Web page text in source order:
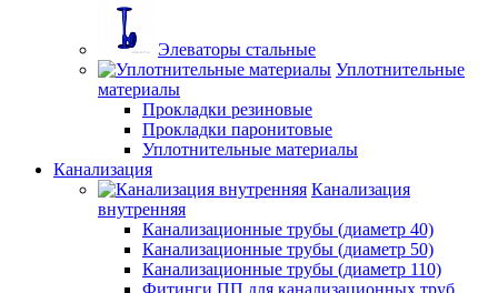
Элеваторы стальные
Уплотнительные
материалы
Прокладки резиновые
Прокладки паронитовые
Уплотнительные материалы
Канализация
Канализация
внутренняя
Канализационные трубы (диаметр 40)
Канализационные трубы (диаметр 50)
Канализационные трубы (диаметр 110)
Фитинги ПП для канализационных труб